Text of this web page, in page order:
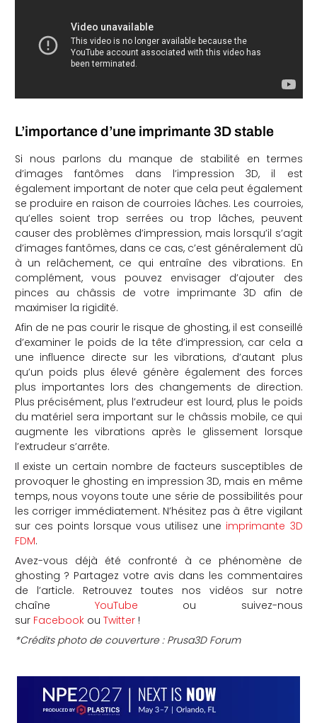
L’importance d’une imprimante 3D stable
Si nous parlons du manque de stabilité en termes
d’images fantômes dans l’impression 3D, il est
également important de noter que cela peut également
se produire en raison de courroies lâches. Les courroies,
qu’elles soient trop serrées ou trop lâches, peuvent
causer des problèmes d’impression, mais lorsqu’il s’agit
d’images fantômes, dans ce cas, c’est généralement dû
à un relâchement, ce qui entraîne des vibrations. En
complément, vous pouvez envisager d’ajouter des
pinces au châssis de votre imprimante 3D afin de
maximiser la rigidité.
Afin de ne pas courir le risque de ghosting, il est conseillé
d’examiner le poids de la tête d’impression, car cela a
une influence directe sur les vibrations, d’autant plus
qu’un poids plus élevé génère également des forces
plus importantes lors des changements de direction.
Plus précisément, plus l’extrudeur est lourd, plus le poids
du matériel sera important sur le châssis mobile, ce qui
augmente les vibrations après le glissement lorsque
l’extrudeur s’arrête.
Il existe un certain nombre de facteurs susceptibles de
provoquer le ghosting en impression 3D, mais en même
temps, nous voyons toute une série de possibilités pour
les corriger immédiatement. N’hésitez pas à être vigilant
sur ces points lorsque vous utilisez une imprimante 3D
FDM.
Avez-vous déjà été confronté à ce phénomène de
ghosting ? Partagez votre avis dans les commentaires
de l’article. Retrouvez toutes nos vidéos sur notre
chaîne YouTube ou suivez-nous
sur Facebookou Twitter!
*Crédits photo de couverture : Prusa3D Forum